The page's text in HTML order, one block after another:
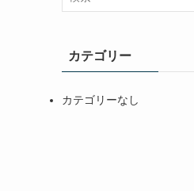
カテゴリー
カテゴリーなし